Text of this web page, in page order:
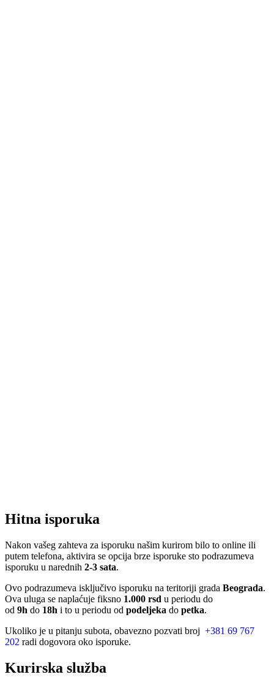
Hitna isporuka
Nakon vašeg zahteva za isporuku našim kurirom bilo to online ili
putem telefona, aktivira se opcija brze isporuke sto podrazumeva
isporuku u narednih 2-3 sata.
Ovo podrazumeva isključivo isporuku na teritoriji grada Beograda.
Ova uluga se naplaćuje fiksno 1.000 rsd u periodu do
od 9h do 18h i to u periodu od podeljeka do petka.
Ukoliko je u pitanju subota, obavezno pozvati broj +381 69 767
202 radi dogovora oko isporuke.
Kurirska služba